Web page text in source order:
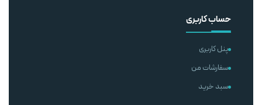
حساب کاربری
پنل کاربری
سفارشات من
سبد خرید